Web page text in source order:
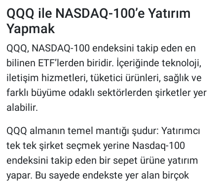
QQQ ile NASDAQ-100’e Yatırım
Yapmak
QQQ, NASDAQ-100 endeksini takip eden en
bilinen ETF’lerden biridir. İçeriğinde teknoloji,
iletişim hizmetleri, tüketici ürünleri, sağlık ve
farklı büyüme odaklı sektörlerden şirketler yer
alabilir.
QQQ almanın temel mantığı şudur: Yatırımcı
tek tek şirket seçmek yerine Nasdaq-100
endeksini takip eden bir sepet ürüne yatırım
yapar. Bu sayede endekste yer alan birçok